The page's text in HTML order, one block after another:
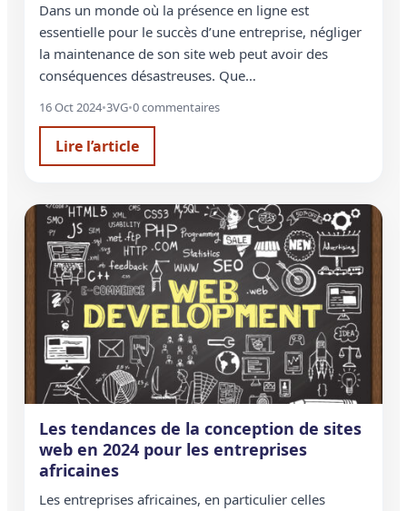
Dans un monde où la présence en ligne est
essentielle pour le succès d’une entreprise, négliger
la maintenance de son site web peut avoir des
conséquences désastreuses. Que…
16 Oct 2024•3VG•0 commentaires
Lire l’article
Les tendances de la conception de sites
web en 2024 pour les entreprises
africaines
Les entreprises africaines, en particulier celles